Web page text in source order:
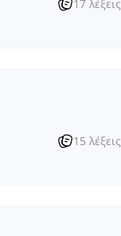
17 λέξεις
15 λέξεις